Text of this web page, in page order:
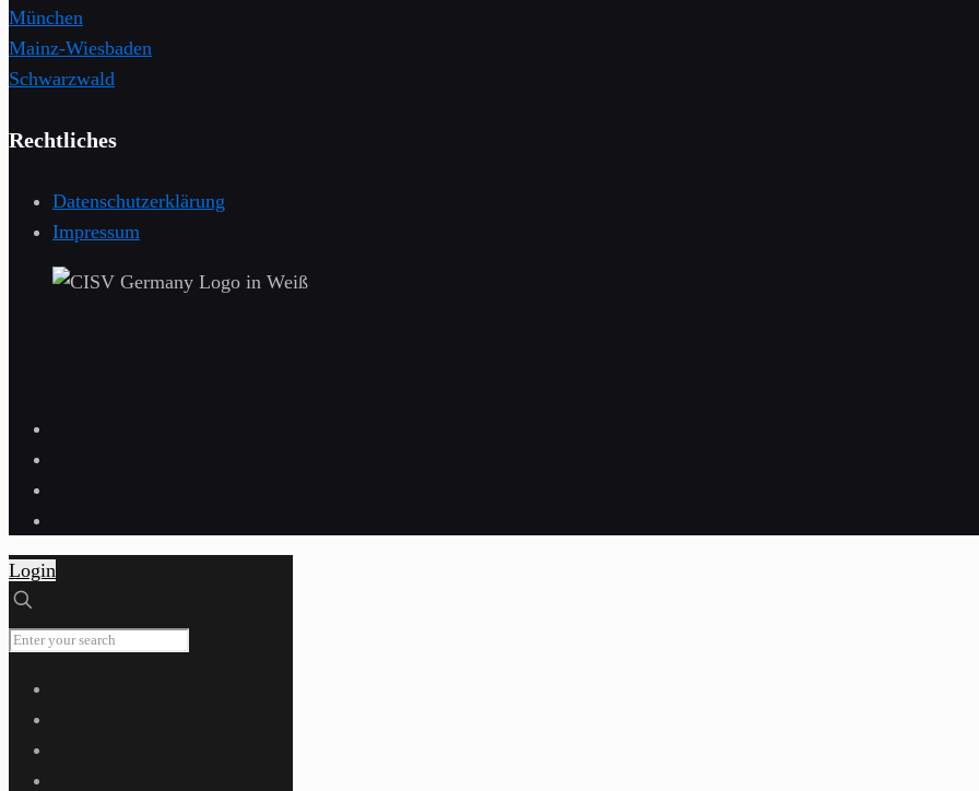
München
Mainz-Wiesbaden
Schwarzwald
Rechtliches
Datenschutzerklärung
Impressum
Login